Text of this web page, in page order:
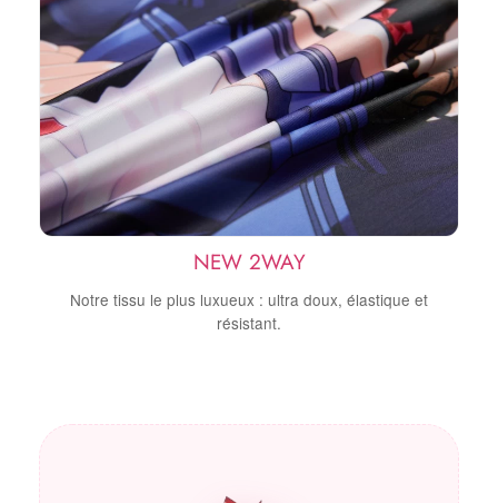
NEW 2WAY
Notre tissu le plus luxueux : ultra doux, élastique et
résistant.